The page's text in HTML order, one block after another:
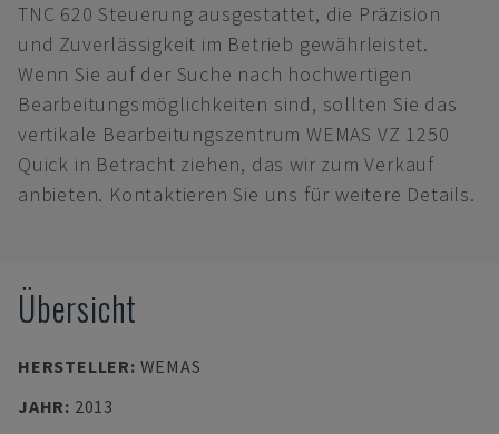
TNC 620 Steuerung ausgestattet, die Präzision
und Zuverlässigkeit im Betrieb gewährleistet.
Wenn Sie auf der Suche nach hochwertigen
Bearbeitungsmöglichkeiten sind, sollten Sie das
vertikale Bearbeitungszentrum WEMAS VZ 1250
Quick in Betracht ziehen, das wir zum Verkauf
anbieten. Kontaktieren Sie uns für weitere Details.
Übersicht
HERSTELLER: WEMAS
JAHR: 2013